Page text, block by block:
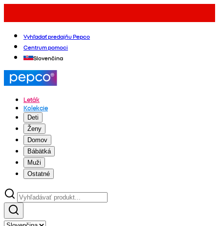
Vyhľadať predajňu Pepco
Centrum pomoci
Slovenčina
Leták
Kolekcie
Deti
Ženy
Domov
Bábätká
Muži
Ostatné